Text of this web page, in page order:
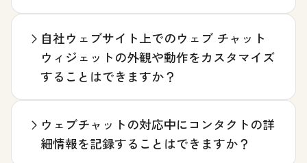
自社ウェブサイト上でのウェブ チャット
ウィジェットの外観や動作をカスタマイズ
することはできますか？
ウェブチャットの対応中にコンタクトの詳
細情報を記録することはできますか？